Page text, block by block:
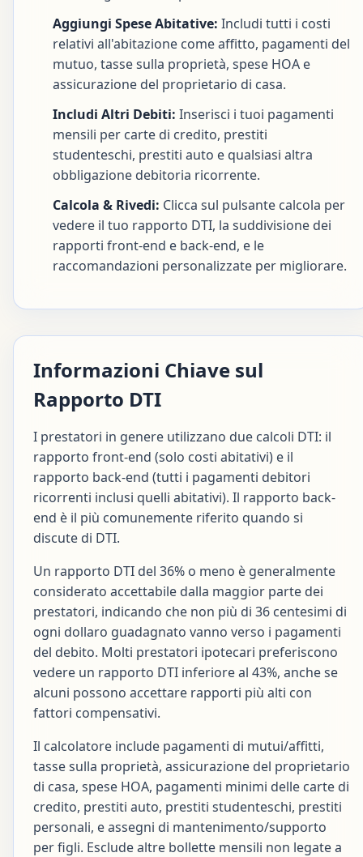
Aggiungi Spese Abitative: Includi tutti i costi
relativi all'abitazione come affitto, pagamenti del
mutuo, tasse sulla proprietà, spese HOA e
assicurazione del proprietario di casa.
Includi Altri Debiti: Inserisci i tuoi pagamenti
mensili per carte di credito, prestiti
studenteschi, prestiti auto e qualsiasi altra
obbligazione debitoria ricorrente.
Calcola & Rivedi: Clicca sul pulsante calcola per
vedere il tuo rapporto DTI, la suddivisione dei
rapporti front-end e back-end, e le
raccomandazioni personalizzate per migliorare.
Informazioni Chiave sul
Rapporto DTI
I prestatori in genere utilizzano due calcoli DTI: il
rapporto front-end (solo costi abitativi) e il
rapporto back-end (tutti i pagamenti debitori
ricorrenti inclusi quelli abitativi). Il rapporto back-
end è il più comunemente riferito quando si
discute di DTI.
Un rapporto DTI del 36% o meno è generalmente
considerato accettabile dalla maggior parte dei
prestatori, indicando che non più di 36 centesimi di
ogni dollaro guadagnato vanno verso i pagamenti
del debito. Molti prestatori ipotecari preferiscono
vedere un rapporto DTI inferiore al 43%, anche se
alcuni possono accettare rapporti più alti con
fattori compensativi.
Il calcolatore include pagamenti di mutui/affitti,
tasse sulla proprietà, assicurazione del proprietario
di casa, spese HOA, pagamenti minimi delle carte di
credito, prestiti auto, prestiti studenteschi, prestiti
personali, e assegni di mantenimento/supporto
per figli. Esclude altre bollette mensili non legate a